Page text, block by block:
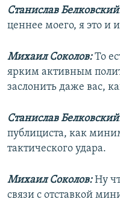
Станислав
ценнее моего, я это и
Михаил Соколов:То
ярким активным
заслонить даже вас,
Станислав
публициста, как
тактического удара.
Михаил Соколов:Ну
связи с отставкой